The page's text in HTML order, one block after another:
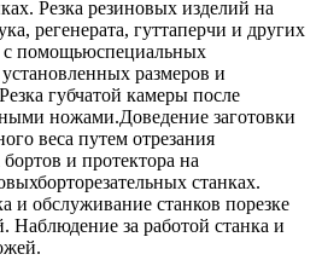
Резка резиновых изделий на
регенерата, гуттаперчи и других
с помощьюспециальных
размеров и
губчатой камеры после
ножами.Доведение заготовки
веса путем отрезания
и протектора на
станках.
и обслуживание станков порезке
Наблюдение за работой станка и